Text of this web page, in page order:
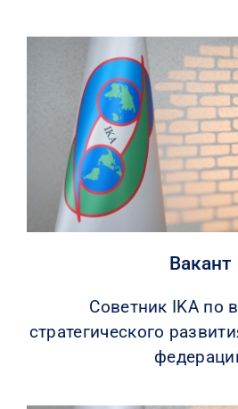
Вакант
Советник IKA по
стратегического